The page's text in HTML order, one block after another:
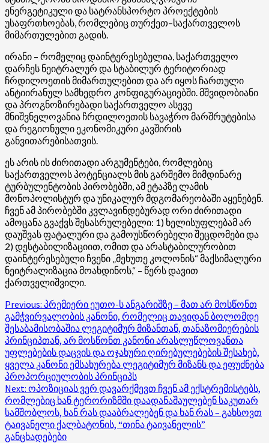
ენერგეტიკული და სატრანსპორტო პროექტების
უსაფრთხოებას, რომლებიც თურქეთ–საქართველოს
მიმართულებით გადის.
ირანი – რომელიც დაინტერესებულია, საქართველო
დარჩეს ნეიტრალურ და სტაბილურ ტერიტორიად
ჩრდილოეთის მიმართულებით და არ იყოს ჩართული
ანტიირანულ სამხედრო კონფიგურაციებში. მშვიდობიანი
და პროგნოზირებადი საქართველო ასევე
მნიშვნელოვანია ჩრდილოეთის სავაჭრო მარშრუტებისა
და რეგიონული ეკონომიკური კავშირის
განვითარებისათვის.
ეს არის ის ძირითადი არგუმენტები, რომლებიც
საქართველოს პოტენციალს მის გარშემო მიმდინარე
ტურბულენტობის პირობებში, ამ ეტაპზე ლამის
მონოპოლისტურ და უნიკალურ მდგომარეობაში აყენებენ.
ჩვენ ამ პირობებში კვლავინდებურად ორი ძირითადი
ამოცანა გვაქვს შესასრულებელი: 1) ხელისუფლებამ არ
დაუშვას ფატალური და გამოუსწორებელი შეცდომები და
2) დესტაბილიზაციით, ომით და არასტაბილურობით
დაინტერესებული ჩვენი „მეხუთე კოლონის“ მაქსიმალური
ნეიტრალიზაცია მოახდინოს,“ – წერს დავით
ქართველიშვილი.
Post
navigation
Previous: პრემიერი ეუთო-ს ანგარიშზე – მათ არ მოსწონთ
გამჭვირვალობის კანონი, რომელიც თავიდან ბოლომდე
შესაბამისობაშია ლეგიტიმურ მიზანთან, თანაზომიერების
პრინციპთან, არ მოსწონთ კანონი არასლუწლოვანთა
უფლებების დაცვის და ოჯახური ღირებულებების შესახებ,
ყველა კანონი ემსახურება ლეგიტიმურ მიზანს და ეფუძნება
პროპორციულობის პრინციპს
Next: ოპოზიციას ვერ დავარქმევთ ჩვენ ამ ექსტრემისტებს,
რომლებიც ხან ტერორიზმში დაადანაშაულებენ საკუთარ
სამშობლოს, ხან რას დააბრალებენ და ხან რას – გახსოვთ
ტაივანელი ქალბატონის, “თინა ტაივანელის”
განცხადებები